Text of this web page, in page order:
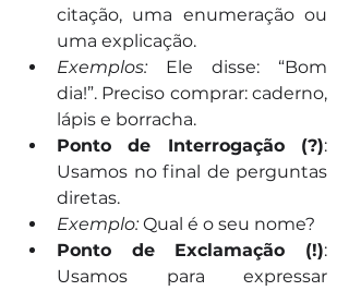
citação, uma enumeração ou
uma explicação.
Exemplos: Ele disse: “Bom
dia!”. Preciso comprar: caderno,
lápis e borracha.
Ponto de Interrogação (?):
Usamos no final de perguntas
diretas.
Exemplo: Qual é o seu nome?
Ponto de Exclamação (!):
Usamos para expressar